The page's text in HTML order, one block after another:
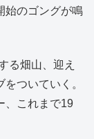
始のゴングが鳴
る畑山、迎え
ついていく。
、これまで19